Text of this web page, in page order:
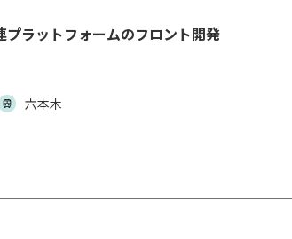
ラットフォームのフロント開発
六本木